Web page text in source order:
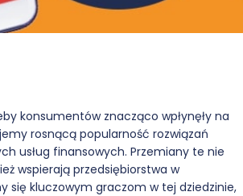
konsumentów znacząco wpłynęły na
rosnącą popularność rozwiązań
usług finansowych. Przemiany te nie
wspierają przedsiębiorstwa w
się kluczowym graczom w tej dziedzinie,